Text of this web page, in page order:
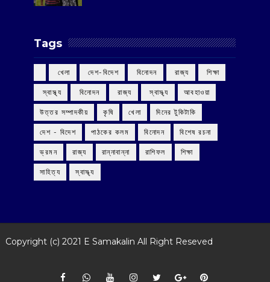
Tags
‌ খেলা ‌ দেশ-বিদেশ ‌ বিনোদন ‌ রাজ্য ‌ শিক্ষা
‌ স্বাস্থ্য ‌ বিনোদন ‌ রাজ্য ‌ স্বাস্থ্য আবহাওয়া
উত্তর সম্পাদকীয় কৃষি খেলা দিনের টুকিটাকি
দেশ - বিদেশ পাঠকের কলম বিনোদন বিশেষ রচনা
ভ্রমন রাজ্য রান্নাবান্না রাশিফল শিক্ষা
সাহিত্য স্বাস্থ্য
Copyright (c) 2021 E Samakalin All Right Reseved